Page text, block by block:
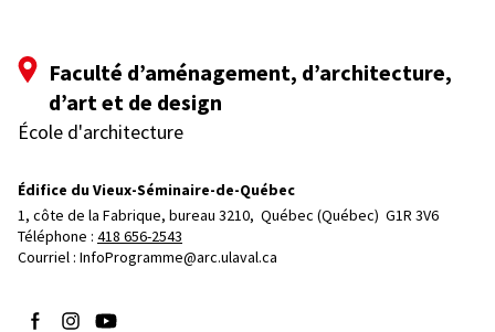
Faculté d’aménagement, d’architecture,
d’art et de design
École d'architecture
Édifice du Vieux-Séminaire-de-Québec
1, côte de la Fabrique, bureau 3210, Québec (Québec)  G1R 3V6
Téléphone : 418 656-2543
Courriel : InfoProgramme@arc.ulaval.ca
Suivez-nous sur Facebook
Suivez-nous sur Instagram
Suivez-nous sur YouTube